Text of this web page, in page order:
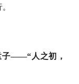
——“人之初，